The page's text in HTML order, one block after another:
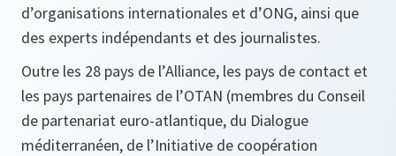
d’organisations internationales et d’ONG, ainsi que
des experts indépendants et des journalistes.
Outre les 28 pays de l’Alliance, les pays de contact et
les pays partenaires de l’OTAN (membres du Conseil
de partenariat euro-atlantique, du Dialogue
méditerranéen, de l’Initiative de coopération